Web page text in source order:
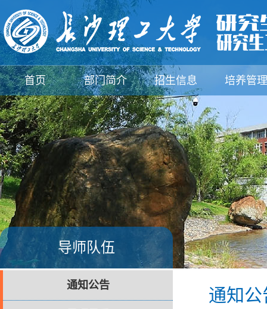
首页 部门简介 招生信息 培养管理
支部建设 规章制度 下载中心 新闻动态
导师队伍
通知公告 通知公